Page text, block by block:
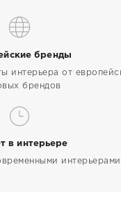
бренды
интерьера от
брендов
в интерьере
интерьерами